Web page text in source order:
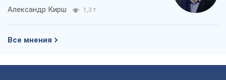
Александр Кирш 1,3 т.
Все мнения